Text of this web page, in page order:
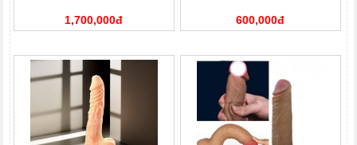
1,700,000đ 600,000đ